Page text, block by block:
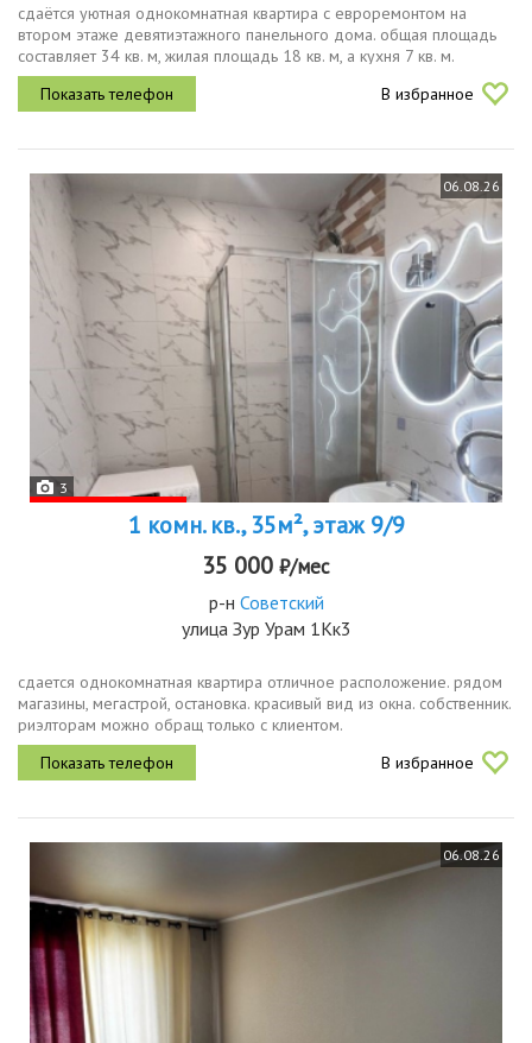
сдаётся уютная однокомнатная квартира с евроремонтом на
втором этаже девятиэтажного панельного дома. общая площадь
составляет 34 кв. м, жилая площадь 18 кв. м, а кухня 7 кв. м.
квартира располагает одним совмещённым санузлом и балконом с
видом во...
В избранное
06.08.26
3
1 комн. кв., 35м², этаж 9/9
35 000 ₽/мес
р-н Советский
улица Зур Урам 1Кк3
сдается однокомнатная квартира отличное расположение. рядом
магазины, мегастрой, остановка. красивый вид из окна. собственник.
риэлторам можно обращ только с клиентом.
В избранное
06.08.26